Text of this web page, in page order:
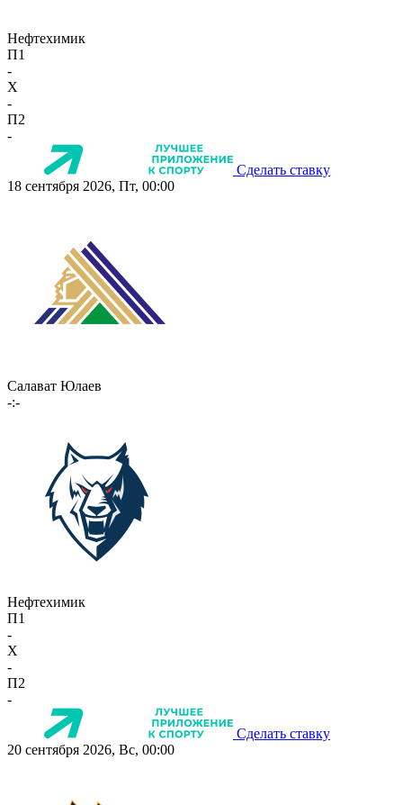
Нефтехимик
П1
-
X
-
П2
-
Сделать ставку
18 сентября 2026, Пт, 00:00
Салават Юлаев
-:-
Нефтехимик
П1
-
X
-
П2
-
Сделать ставку
20 сентября 2026, Вс, 00:00